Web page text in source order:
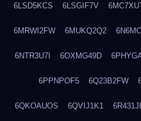
6LSD5KCS 6LSGIF7V
6MRWI2FW 6MUKQ2Q2
6NTR3U7I 6OXMG49D
6PPNPOF5 6Q23B2FW
6QKOAUOS 6QVIJ1K1